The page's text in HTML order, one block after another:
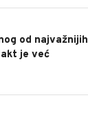
od najvažnijih
je već